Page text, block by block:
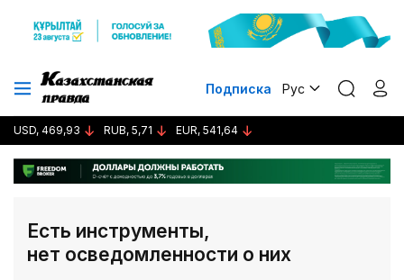
Подписка Рус
USD, 469,93 RUB, 5,71 EUR, 541,64
Есть инструменты,
нет осведомленности о них